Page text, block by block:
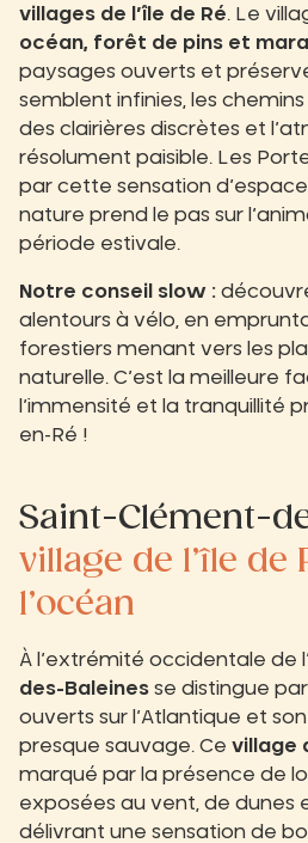
villages de l’île de Ré. Le
océan, forêt de pins et
paysages ouverts et
semblent infinies, les
des clairières discrètes et
résolument paisible. Les
par cette sensation
nature prend le pas sur
période estivale.
Notre conseil slow :
alentours à vélo, en
forestiers menant vers les
naturelle. C’est la meilleure
l’immensité et la tranquillité
en-Ré !
Saint-Clément-
village de l’île de
l’océan
À l’extrémité occidentale de
des-Baleines se distingue
ouverts sur l’Atlantique et
presque sauvage. Ce village
marqué par la présence de
exposées au vent, de dunes
délivrant une sensation de